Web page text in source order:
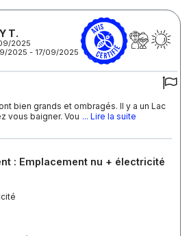
T.
2025
2025 - 17/09/2025
bien grands et ombragés. Il y a un Lac
vous baigner. Vou ... Lire la suite
: Emplacement nu + électricité